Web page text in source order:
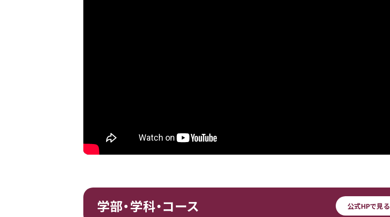
学部・学科・コース 公式HPで見る